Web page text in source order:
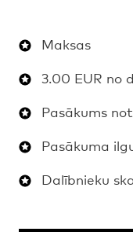
Maksas
3.00 EUR no
Pasākums
Pasākuma
Dalībnieku